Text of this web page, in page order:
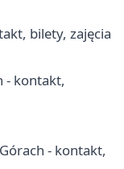
bilety, zajęcia
- kontakt,
- kontakt,